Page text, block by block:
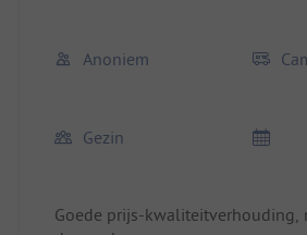
Anoniem
Gezin
Goede prijs-kwaliteitverhouding,